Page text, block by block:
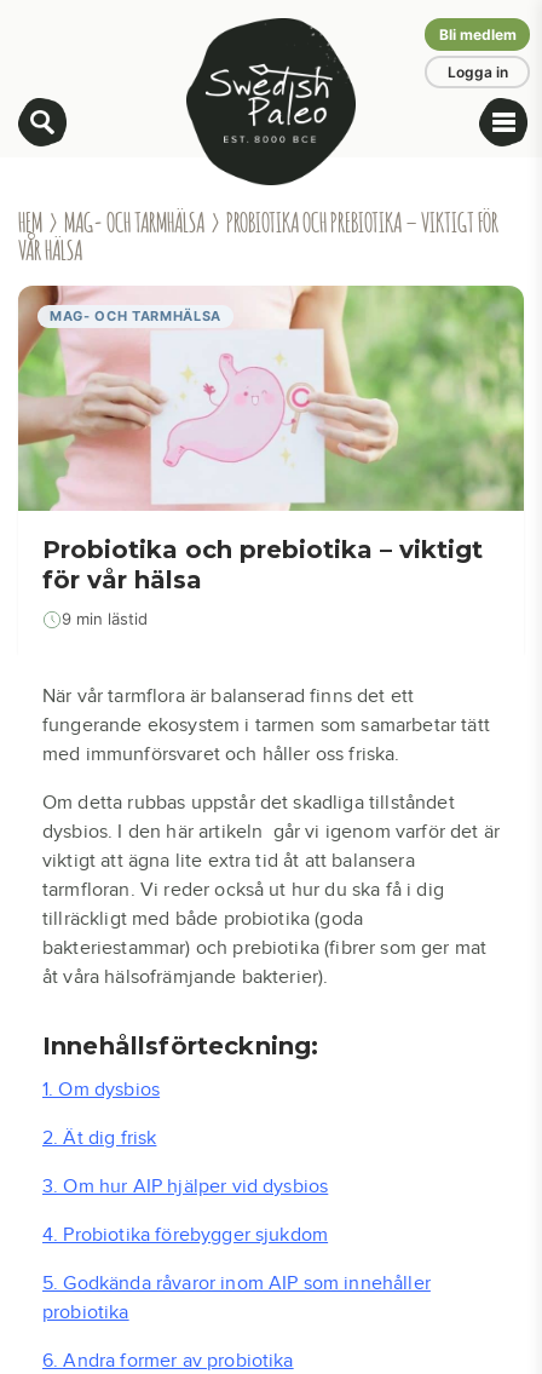
Bli medlem
Logga in
HEM › MAG- OCH TARMHÄLSA › PROBIOTIKA OCH PREBIOTIKA – VIKTIGT FÖR
VÅR HÄLSA
MAG- OCH TARMHÄLSA
Probiotika och prebiotika – viktigt
för vår hälsa
9 min lästid
När vår tarmflora är balanserad finns det ett
fungerande ekosystem i tarmen som samarbetar tätt
med immunförsvaret och håller oss friska.
Om detta rubbas uppstår det skadliga tillståndet
dysbios. I den här artikeln går vi igenom varför det är
viktigt att ägna lite extra tid åt att balansera
tarmfloran. Vi reder också ut hur du ska få i dig
tillräckligt med både probiotika (goda
bakteriestammar) och prebiotika (fibrer som ger mat
åt våra hälsofrämjande bakterier).
Innehållsförteckning:
1. Om dysbios
2. Ät dig frisk
3. Om hur AIP hjälper vid dysbios
4. Probiotika förebygger sjukdom
5. Godkända råvaror inom AIP som innehåller
probiotika
6. Andra former av probiotika